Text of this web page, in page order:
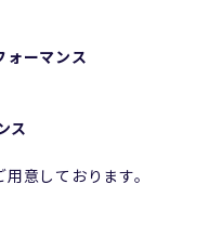
ォーマンス
ス
意しております。